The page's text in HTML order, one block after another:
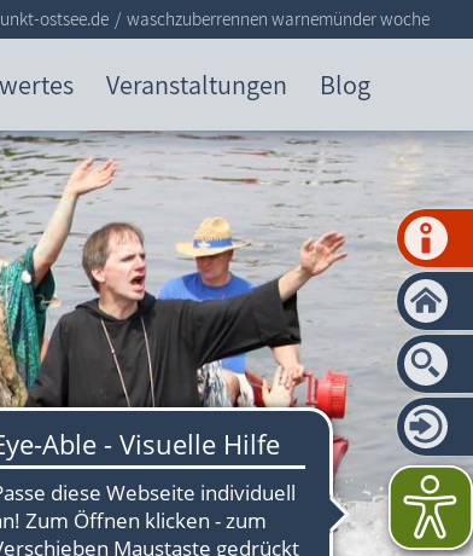
Veranstaltungen Blog
ostsee.de waschzuberrennen warnemünder woche